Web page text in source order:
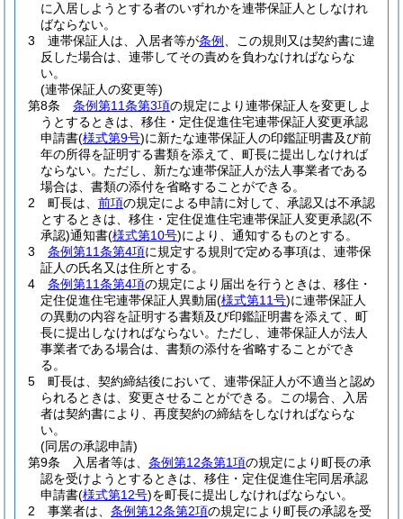
に入居しようとする者のいずれかを連帯保証人としなけれ
ばならない。
3
連帯保証人は、入居者等が条例
、この規則又は契約書に違
反した場合は、連帯してその責めを負わなければならな
い。
(連帯保証人の変更等)
第8条
条例第11条第3項の規定により連帯保証人を変更しよ
うとするときは、移住・定住促進住宅連帯保証人変更承認
申請書(様式第9号)に新たな連帯保証人の印鑑証明書及び前
年の所得を証明する書類を添えて、町長に提出しなければ
ならない。 ただし、新たな連帯保証人が法人事業者である
場合は、書類の添付を省略することができる。
2
町長は、 前項の規定による申請に対して、承認又は不承認
とするときは、移住・定住促進住宅連帯保証人変更承認(不
承認)通知書(様式第10号)により、通知するものとする。
3
条例第11条第4項に規定する規則で定める事項は、連帯保
証人の氏名又は住所とする。
4
条例第11条第4項の規定により届出を行うときは、移住・
定住促進住宅連帯保証人異動届(様式第11号)に連帯保証人
の異動の内容を証明する書類及び印鑑証明書を添えて、町
長に提出しなければならない。 ただし、連帯保証人が法人
事業者である場合は、書類の添付を省略することができ
る。
5
町長は、契約締結後において、連帯保証人が不適当と認め
られるときは、変更させることができる。
この場合、入居
者は契約書により、再度契約の締結をしなければならな
い。
(同居の承認申請)
第9条
入居者等は、 条例第12条第1項の規定により町長の承
認を受けようとするときは、移住・定住促進住宅同居承認
申請書(様式第12号)を町長に提出しなければならない。
2
事業者は、 条例第12条第2項の規定により町長の承認を受